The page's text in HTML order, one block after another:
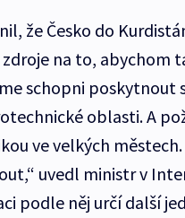
že Česko do
na to, abychom
schopni poskytnout
oblasti. A
ve velkých
uvedl ministr v
podle něj určí další